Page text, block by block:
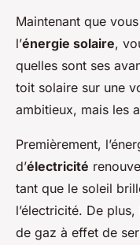
Maintenant que
l’énergie solaire,
quelles sont ses
toit solaire sur une
ambitieux, mais les
Premièrement,
d’électricité
tant que le soleil
l’électricité. De
de gaz à effet de